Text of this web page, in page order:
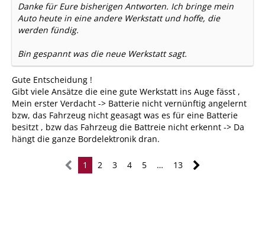
Danke für Eure bisherigen Antworten. Ich bringe mein
Auto heute in eine andere Werkstatt und hoffe, die
werden fündig.
Bin gespannt was die neue Werkstatt sagt.
Gute Entscheidung !
Gibt viele Ansätze die eine gute Werkstatt ins Auge fässt ,
Mein erster Verdacht -> Batterie nicht vernünftig angelernt
bzw, das Fahrzeug nicht geasagt was es für eine Batterie
besitzt , bzw das Fahrzeug die Battreie nicht erkennt -> Da
hängt die ganze Bordelektronik dran.
1 2 3 4 5 … 13